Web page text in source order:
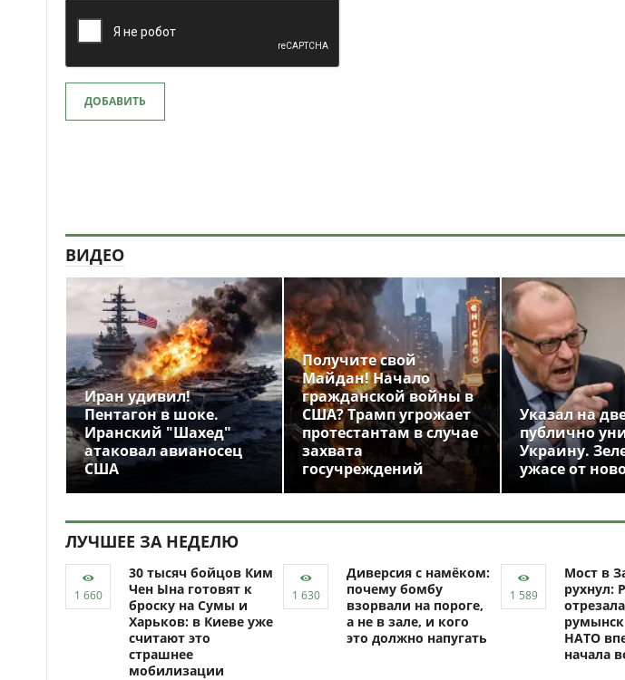
ДОБАВИТЬ
ВИДЕО
Иран удивил!
Пентагон в шоке.
Иранский "Шахед"
атаковал авианосец
США
Получите свой
Майдан! Начало
гражданской войны в
США? Трамп угрожает
протестантам в случае
захвата
госучреждений
Указал на
публично
Украину.
ужасе от
ЛУЧШЕЕ ЗА НЕДЕЛЮ
30 тысяч бойцов Ким
Чен Ына готовят к
броску на Сумы и
Харьков: в Киеве уже
считают это
страшнее
мобилизации
Диверсия с намёком:
почему бомбу
взорвали на пороге,
а не в зале, и кого
это должно напугать
Мост в
рухнул:
НАТО
начала